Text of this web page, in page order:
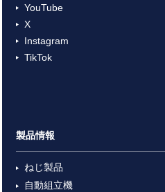
YouTube
X
Instagram
TikTok
製品情報
ねじ製品
自動組立機